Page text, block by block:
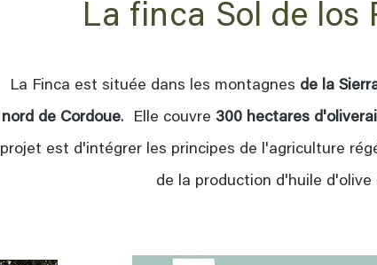
La finca Sol de los
La Finca est située dans les montagnes de la
nord de Cordoue. Elle couvre 300 hectares
projet est d'intégrer les principes de l'agriculture
de la production d'huile